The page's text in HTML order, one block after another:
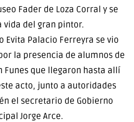
Fader de Loza Corral y se
vida del gran pintor.
Evita Palacio Ferreyra se vio
la presencia de alumnos de
Funes que llegaron hasta allí
acto, junto a autoridades
el secretario de Gobierno
Jorge Arce.